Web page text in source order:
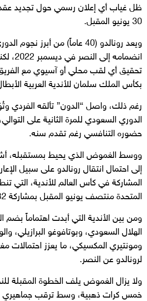
ظل غياب أي إعلان رسمي حول تجديد
30 يونيو المقبل.
ويعد رونالدو (40 عاماً) من أبرز
انضمامه
تحقيق أي لقب محلي أو آسيوي مع
بكأس الملك سلمان للأندية العربية
رغم ذلك، واصل “الدون” تألقه الفردي
الدوري السعودي للمرة الثانية على
حضوره التنافسي رغم تقدم سنه.
ووسط الغموض الذي يحيط بمستقبله،
إلى احتمال انتقال رونالدو على سبيل
المشاركة في كأس العالم للأندية، التي
المتحدة منتصف يونيو المقبل بمشاركة 32 فريقاً.
ومن بين الأندية التي أبدت اهتماماً بضم
الهلال السعودي، وبوتافوغو البرازيلي،
ومونتيري المكسيكي، ما يعزز احتمالات
لرونالدو عن النصر.
ولا يزال الغموض يلف الخطوة المقبلة
خمس كرات ذهبية، وسط ترقب جماهيري